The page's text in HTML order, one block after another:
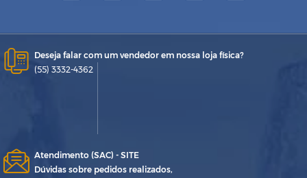
Deseja falar com um vendedor em nossa loja física?
(55) 3332-4362
Atendimento (SAC) - SITE
Dúvidas sobre pedidos realizados,